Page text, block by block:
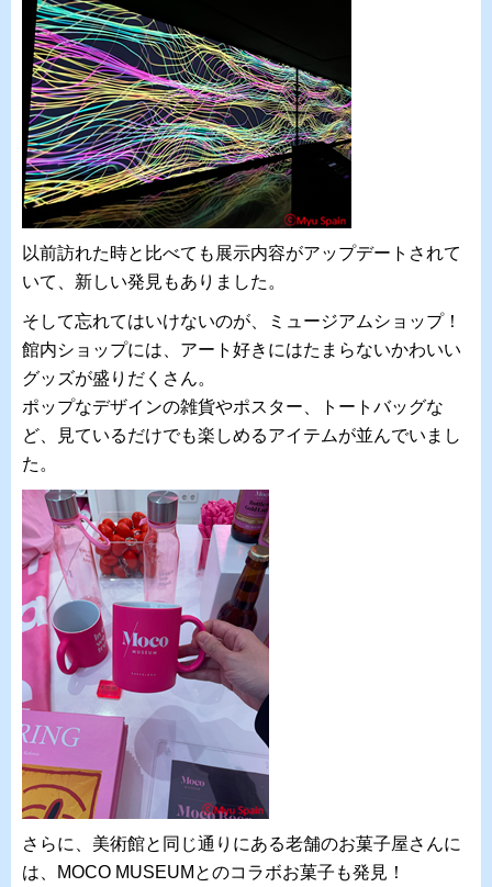
以前訪れた時と比べても展示内容がアップデートされて
いて、新しい発見もありました。
そして忘れてはいけないのが、ミュージアムショップ！
館内ショップには、アート好きにはたまらないかわいい
グッズが盛りだくさん。
ポップなデザインの雑貨やポスター、トートバッグな
ど、見ているだけでも楽しめるアイテムが並んでいまし
た。
さらに、美術館と同じ通りにある老舗のお菓子屋さんに
は、MOCO MUSEUMとのコラボお菓子も発見！